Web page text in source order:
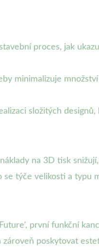
proces, jak
minimalizuje
složitých
na 3D tisk
se týče velikosti a typu
první funkční
poskytovat